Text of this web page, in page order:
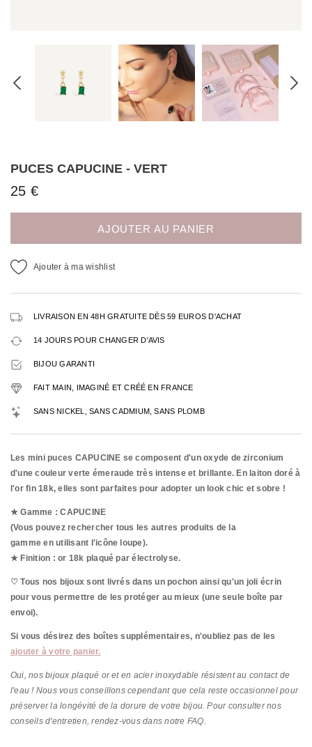
PUCES CAPUCINE - VERT
25 €
Ajouter à ma wishlist
LIVRAISON EN 48H GRATUITE DÈS 59 EUROS D'ACHAT
14 JOURS POUR CHANGER D'AVIS
BIJOU GARANTI
FAIT MAIN, IMAGINÉ ET CRÉÉ EN FRANCE
SANS NICKEL, SANS CADMIUM, SANS PLOMB
Les mini puces CAPUCINE se composent d'un oxyde de zirconium
d'une couleur verte émeraude très intense et brillante. En laiton doré à
l'or fin 18k, elles sont parfaites pour adopter un look chic et sobre !
★ Gamme : CAPUCINE
(Vous pouvez rechercher tous les autres produits de la
gamme en utilisant l'icône loupe).
★ Finition : or 18k plaqué parélectrolyse.
♡ Tous nos bijoux sont livrés dans un pochon ainsi qu'un joli écrin
pour vous permettre de les protéger au mieux (une seule boîte par
envoi).
Si vous désirez des boîtes supplémentaires, n'oubliez pas de les
ajouter à votre panier.
Oui, nos bijoux plaqué or et en acier inoxydable résistent au contact de
l'eau ! Nous vous conseillons cependant que cela reste occasionnel pour
préserver la longévité de la dorure de votre bijou. Pour consulter nos
conseils d'entretien, rendez-vous dans notre FAQ.